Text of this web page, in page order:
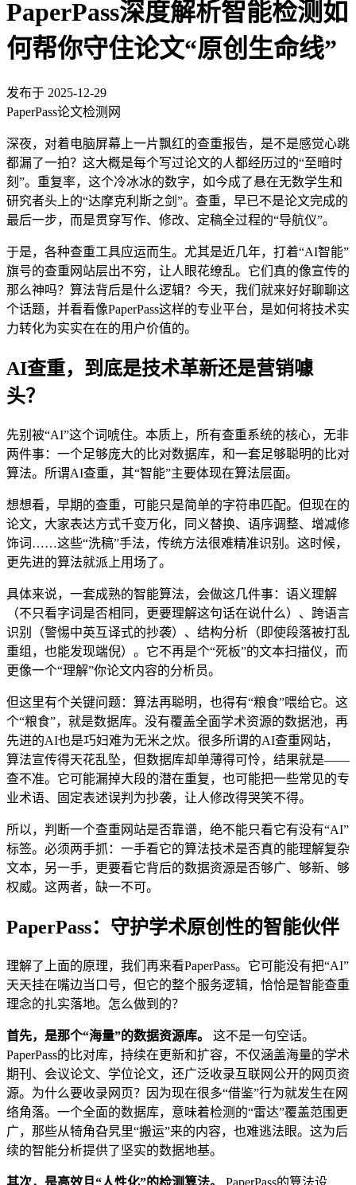
PaperPass深度解析智能检测如
何帮你守住论文“原创生命线”
发布于 2025-12-29
PaperPass论文检测网
深夜，对着电脑屏幕上一片飘红的查重报告，是不是感觉心跳
都漏了一拍？这大概是每个写过论文的人都经历过的“至暗时
刻”。重复率，这个冷冰冰的数字，如今成了悬在无数学生和
研究者头上的“达摩克利斯之剑”。查重，早已不是论文完成的
最后一步，而是贯穿写作、修改、定稿全过程的“导航仪”。
于是，各种查重工具应运而生。尤其是近几年，打着“AI智能”
旗号的查重网站层出不穷，让人眼花缭乱。它们真的像宣传的
那么神吗？算法背后是什么逻辑？今天，我们就来好好聊聊这
个话题，并看看像PaperPass这样的专业平台，是如何将技术实
力转化为实实在在的用户价值的。
AI查重，到底是技术革新还是营销噱
头？
先别被“AI”这个词唬住。本质上，所有查重系统的核心，无非
两件事：一个足够庞大的比对数据库，和一套足够聪明的比对
算法。所谓AI查重，其“智能”主要体现在算法层面。
想想看，早期的查重，可能只是简单的字符串匹配。但现在的
论文，大家表达方式千变万化，同义替换、语序调整、增减修
饰词……这些“洗稿”手法，传统方法很难精准识别。这时候，
更先进的算法就派上用场了。
具体来说，一套成熟的智能算法，会做这几件事：语义理解
（不只看字词是否相同，更要理解这句话在说什么）、跨语言
识别（警惕中英互译式的抄袭）、结构分析（即使段落被打乱
重组，也能发现端倪）。它不再是个“死板”的文本扫描仪，而
更像一个“理解”你论文内容的分析员。
但这里有个关键问题：算法再聪明，也得有“粮食”喂给它。这
个“粮食”，就是数据库。没有覆盖全面学术资源的数据池，再
先进的AI也是巧妇难为无米之炊。很多所谓的AI查重网站，
算法宣传得天花乱坠，但数据库却单薄得可怜，结果就是——
查不准。它可能漏掉大段的潜在重复，也可能把一些常见的专
业术语、固定表述误判为抄袭，让人修改得哭笑不得。
所以，判断一个查重网站是否靠谱，绝不能只看它有没有“AI”
标签。必须两手抓：一手看它的算法技术是否真的能理解复杂
文本，另一手，更要看它背后的数据资源是否够广、够新、够
权威。这两者，缺一不可。
PaperPass：守护学术原创性的智能伙伴
理解了上面的原理，我们再来看PaperPass。它可能没有把“AI”
天天挂在嘴边当口号，但它的整个服务逻辑，恰恰是智能查重
理念的扎实落地。怎么做到的？
首先，是那个“海量”的数据资源库。
这不是一句空话。
PaperPass的比对库，持续在更新和扩容，不仅涵盖海量的学术
期刊、会议论文、学位论文，还广泛收录互联网公开的网页资
源。为什么要收录网页？因为现在很多“借鉴”行为就发生在网
络角落。一个全面的数据库，意味着检测的“雷达”覆盖范围更
广，那些从犄角旮旯里“搬运”来的内容，也难逃法眼。这为后
续的智能分析提供了坚实的数据地基。
其次，是高效且“人性化”的检测算法。 PaperPass的算法设